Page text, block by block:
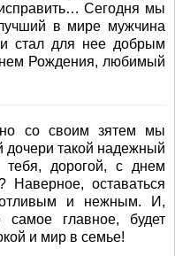
Сегодня мы
в мире мужчина
стал для нее добрым
Рождения, любимый
но со своим зятем мы
дочери такой надежный
дорогой, с днем
Наверное, оставаться
и нежным. И,
главное, будет
и мир в семье!